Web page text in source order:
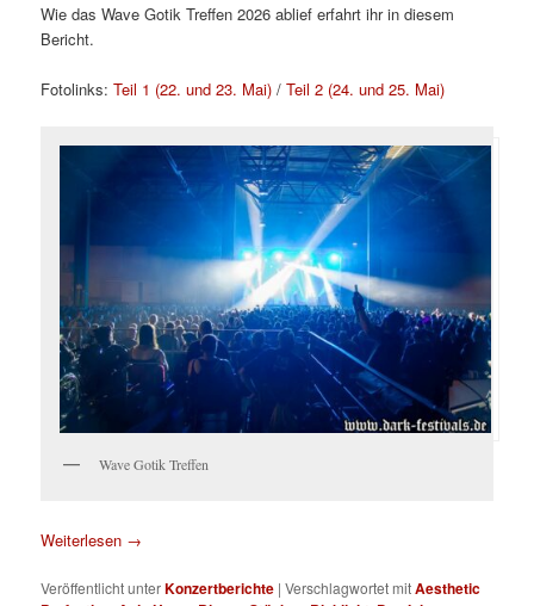
Wie das Wave Gotik Treffen 2026 ablief erfahrt ihr in diesem
Bericht.
Fotolinks:Teil 1 (22. und 23. Mai) /Teil 2 (24. und 25. Mai)
Wave Gotik Treffen
Weiterlesen →
Veröffentlicht unterKonzertberichte |Verschlagwortet mitAesthetic